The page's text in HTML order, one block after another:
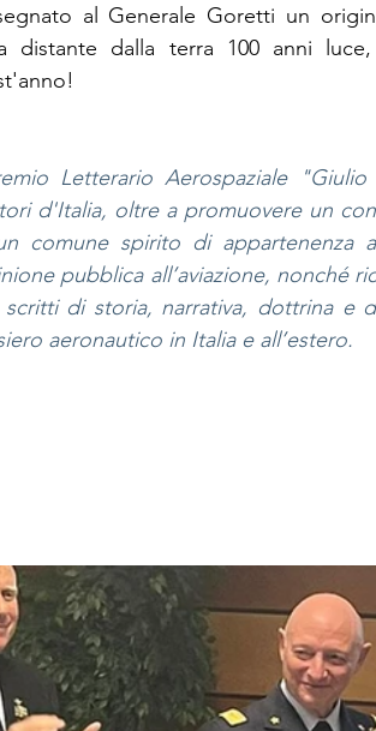
al Generale Goretti un
distante dalla terra 100 anni
Letterario Aerospaziale
d'Italia, oltre a promuovere un
comune spirito di appartenenza
pubblica all’aviazione, nonché
di storia, narrativa, dottrina e
aeronautico in Italia e all’estero.